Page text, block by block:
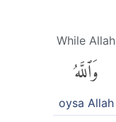
While Allah
وَٱللَّهُ
oysa Allah